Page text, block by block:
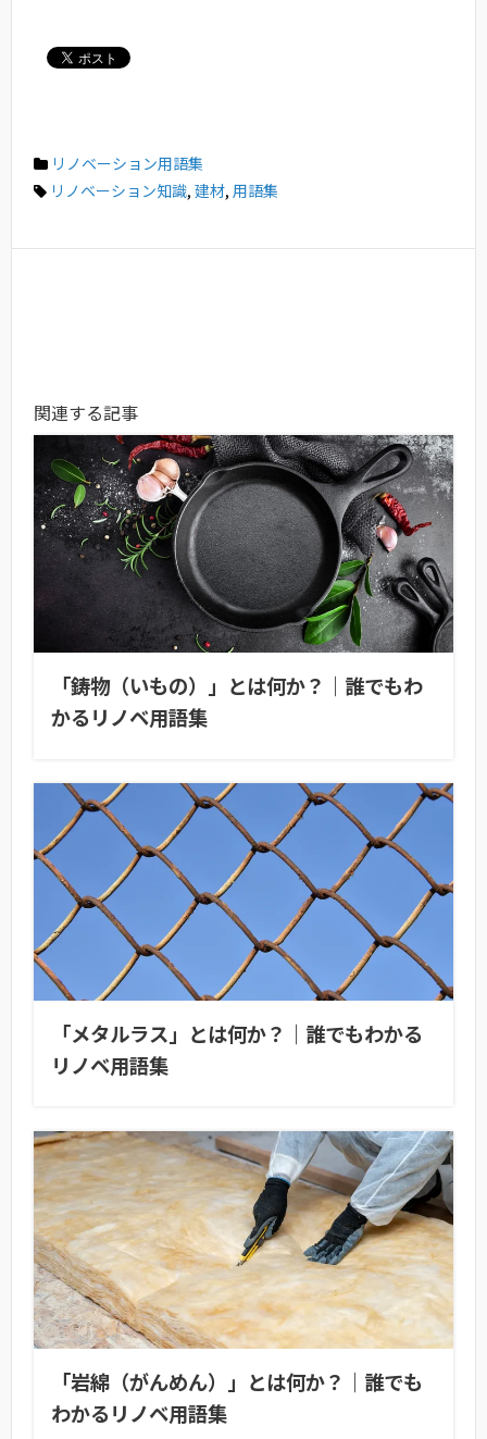
リノベーション用語集
リノベーション知識, 建材, 用語集
関連する記事
「鋳物（いもの）」とは何か？｜誰でもわ
かるリノベ用語集
「メタルラス」とは何か？｜誰でもわかる
リノベ用語集
「岩綿（がんめん）」とは何か？｜誰でも
わかるリノベ用語集